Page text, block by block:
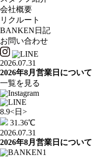
会社概要
リクルート
BANKEN日記
お問い合わせ
2026.07.31
2026年8月営業日について
一覧を見る
8.9<日>
31.36℃
2026.07.31
2026年8月営業日について